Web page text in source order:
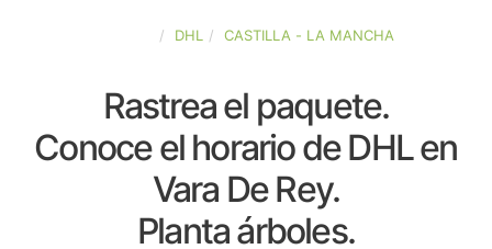
DHL CASTILLA - LA MANCHA
Rastrea el paquete.
Conoce el horario de DHL en
Vara De Rey.
Planta árboles.